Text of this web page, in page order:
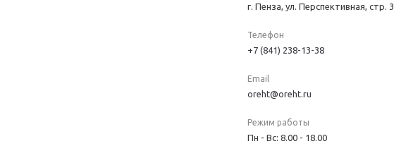
г. Пенза, ул. Перспективная, стр. 3
Телефон
+7 (841) 238-13-38
Email
oreht@oreht.ru
Режим работы
Пн - Вс: 8.00 - 18.00